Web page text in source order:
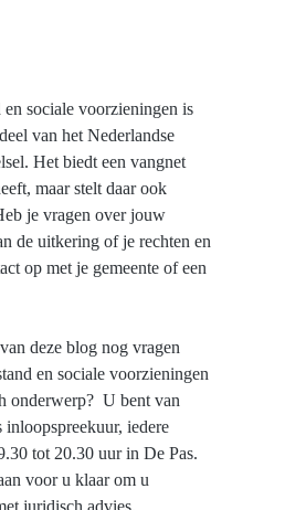
sociale voorzieningen is
van het Nederlandse
Het biedt een vangnet
maar stelt daar ook
je vragen over jouw
de uitkering of je rechten en
op met je gemeente of een
deze blog nog vragen
en sociale voorzieningen
onderwerp?  U bent van
iedere
tot 20.30 uur in De Pas.
voor u klaar om u
juridisch advies.